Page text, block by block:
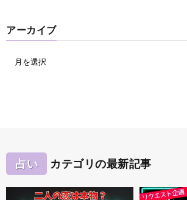
アーカイブ
占い カテゴリの最新記事